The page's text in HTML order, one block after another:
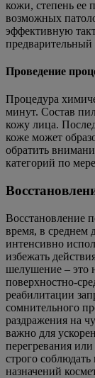
кожи, степень ее
возможных
эффективную
Проведение
Процедура
минут. Состав
кожу лица.
коже может
обратить
категорий по
Восстановление
время, в среднем
интенсивно
избежать
шелушение – это
поверхностно-
реабилитации
сомнительного
раздражения на
важно для
перегревания
строго
назначений